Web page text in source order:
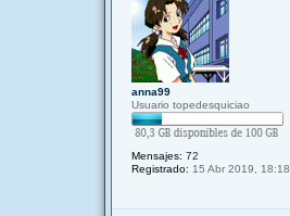
anna99
Usuario topedesquiciao
Mensajes: 72
Registrado: 15 Abr 2019, 18:18